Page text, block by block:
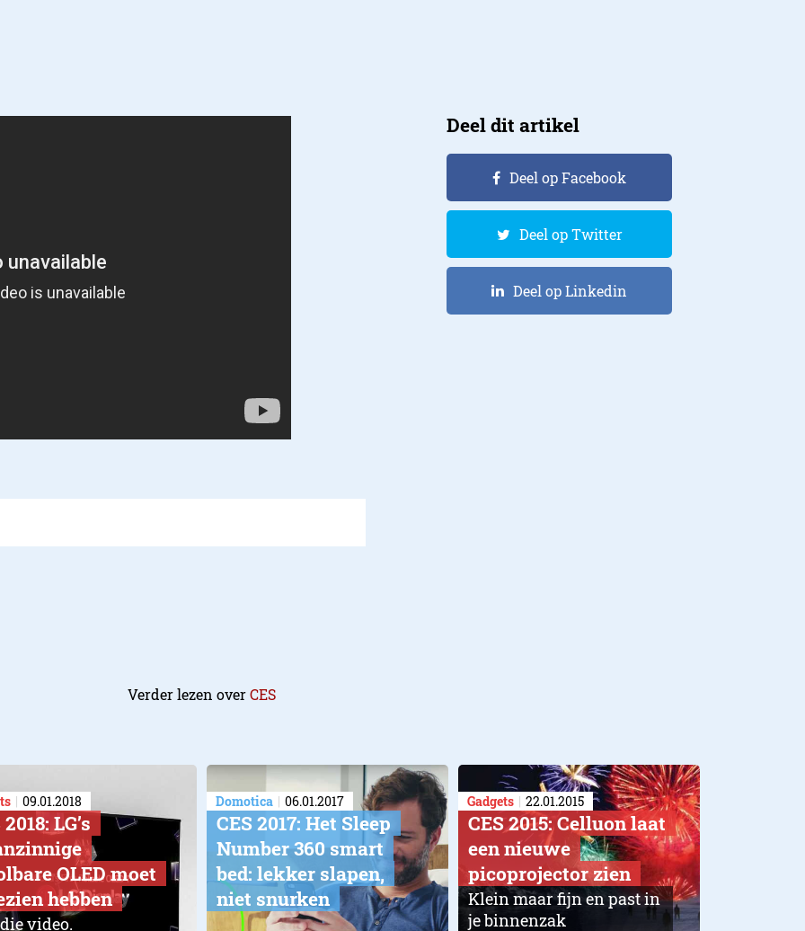
Deel dit artikel
Deel op Facebook
Deel op Twitter
Deel op Linkedin
Verder lezen overCES
09.01.2018
LG’s
OLED moet
hebben
video.
Domotica 06.01.2017
CES 2017: Het Sleep
Number 360 smart
bed: lekker slapen,
niet snurken
Gadgets 22.01.2015
CES 2015: Celluon laat
een nieuwe
picoprojector zien
Klein maar fijn en past in
je binnenzak